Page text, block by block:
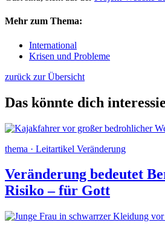
Mehr zum Thema:
International
Krisen und Probleme
zurück zur Übersicht
Das könnte dich
thema · Leitartikel Veränderung
Veränderung bedeutet
Risiko – für Gott